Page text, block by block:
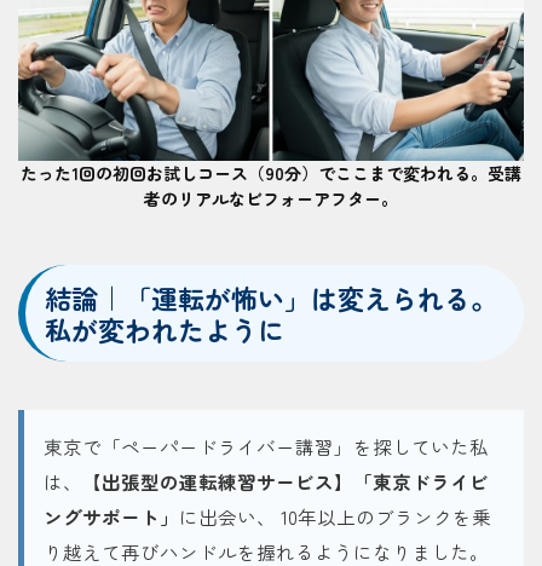
たった1回の初回お試しコース（90分）でここまで変われる。受講
者のリアルなビフォーアフター。
結論｜「運転が怖い」は変えられる。
私が変われたように
東京で「ペーパードライバー講習」を探していた私
は、
【出張型の運転練習サービス】「東京ドライビ
ングサポート」 に出会い、 10年以上のブランクを乗
り越えて再びハンドルを握れるようになりました。